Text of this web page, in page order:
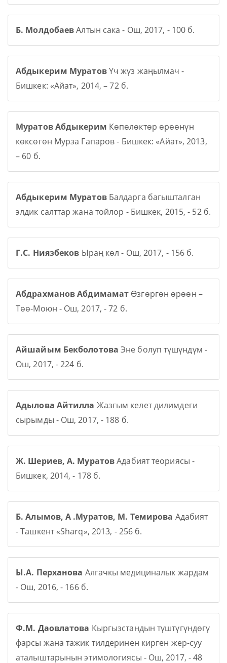
Б. МолдобаевАлтын сака - Ош, 2017, - 100 б.
Абдыкерим МуратовҮч жүз жаңылмач -
Бишкек: «Айат», 2014, – 72 б.
Муратов Абдыкерим Көпөлөктөр өрөөнүн
көксөгөн Мурза Гапаров - Бишкек: «Айат», 2013,
– 60 б.
Абдыкерим МуратовБалдарга багышталган
элдик салттар жана тойлор - Бишкек, 2015, - 52 б.
Г.С. Ниязбеков Ыраң көл - Ош, 2017, - 156 б.
Абдрахманов Абдимамат Өзгөргөн өрөөн –
Төө-Моюн - Ош, 2017, - 72 б.
Айшайым Бекболотова Эне болуп түшүндүм -
Ош, 2017, - 224 б.
Адылова Айтилла Жазгым келет дилимдеги
сырымды - Ош, 2017, - 188 б.
Ж. Шериев, А. МуратовАдабият теориясы -
Бишкек, 2014, - 178 б.
Б. Алымов, А .Муратов, М. Темирова Адабият
- Ташкент «Sharq», 2013, - 256 б.
Ы.А. Перханова Алгачкы медициналык жардам
- Ош, 2016, - 166 б.
Ф.М. Даовлатова Кыргызстандын түштүгүндөгү
фарсы жана тажик тилдеринен кирген жер-суу
аталыштарынын этимологиясы - Ош, 2017, - 48